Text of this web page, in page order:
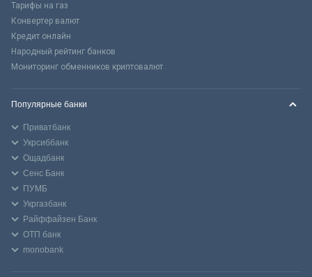
Тарифы на газ
Конвертер валют
Кредит онлайн
Народный рейтинг банков
Мониторинг обменников криптовалют
Популярные банки
Приватбанк
Укрсиббанк
Ощадбанк
Сенс Банк
ПУМБ
Укргазбанк
Райффайзен Банк
ОТП банк
monobank